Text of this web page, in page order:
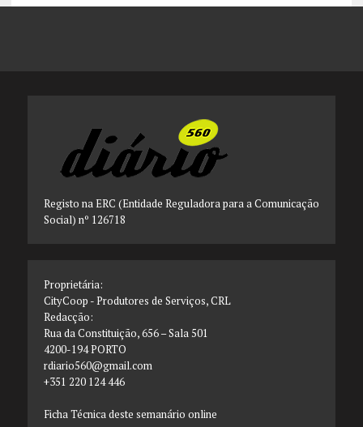
Registo na ERC (Entidade Reguladora para a Comunicação
Social) nº 126718
Proprietária:
CityCoop - Produtores de Serviços, CRL
Redacção:
Rua da Constituição, 656 – Sala 501
4200-194 PORTO
rdiario560@gmail.com
+351 220 124 446
Ficha Técnica deste semanário online